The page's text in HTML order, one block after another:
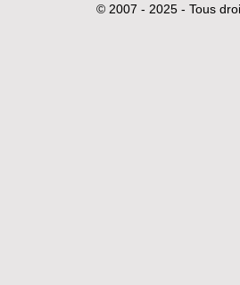
© 2007 - 2025 - Tous